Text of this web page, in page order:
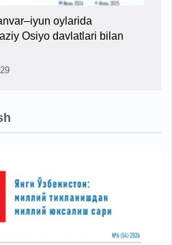
oylarida
Osiyo davlatlari bilan